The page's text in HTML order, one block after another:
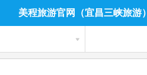
美程旅游官网（宜昌三峡旅游）